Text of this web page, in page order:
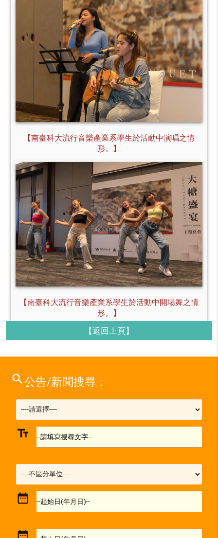
【南臺科大流行音樂產業系學生於活動中演唱之情
形。】
【南臺科大流行音樂產業系學生於活動中開場舞之情
形。】
【返回上頁】
search公告/新聞搜尋：
text_fields --請填寫搜尋文字--
date_range --起始日(年月日)--